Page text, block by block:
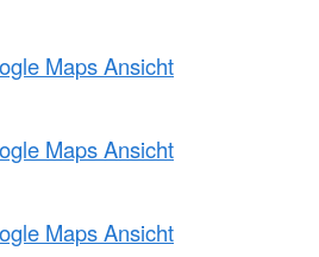
Maps Ansicht
Maps Ansicht
Maps Ansicht